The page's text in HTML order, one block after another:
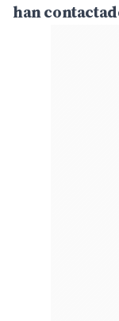
han